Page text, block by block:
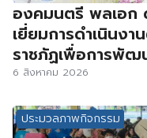
องคมนตรี พลเอก
เยี่ยมการดำเนินง
ราชภัฏเพื่อการพัฒ
6 สิงหาคม 2026
ประมวลภาพกิจกรรม